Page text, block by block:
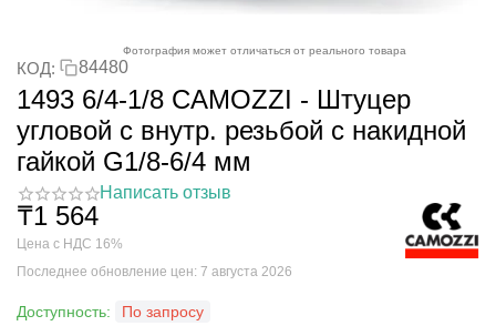
Фотография может отличаться от реального товара
КОД: 84480
1493 6/4-1/8 CAMOZZI - Штуцер
угловой с внутр. резьбой с накидной
гайкой G1/8-6/4 мм
Написать отзыв
₸1 564
Цена с НДС 16%
Последнее обновление цен: 7 августа 2026
Доступность:
По запросу